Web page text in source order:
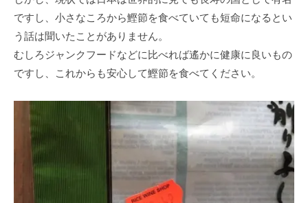
ですし、小さなころから鰹節を食べていても短命になるとい
う話は聞いたことがありません。
むしろジャンクフードなどに比べれば遙かに健康に良いもの
ですし、これからも安心して鰹節を食べてください。